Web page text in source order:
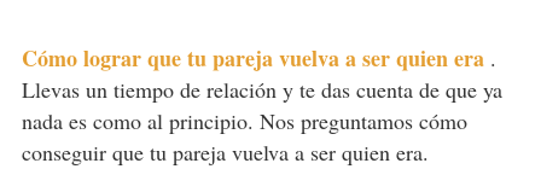
Cómo lograr que tu pareja vuelva a ser quien era .
Llevas un tiempo de relación y te das cuenta de que ya
nada es como al principio. Nos preguntamos cómo
conseguir que tu pareja vuelva a ser quien era.